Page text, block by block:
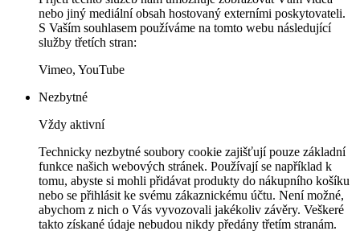
nebo jiný mediální obsah hostovaný externími poskytovateli.
S Vaším souhlasem používáme na tomto webu následující
služby třetích stran:
Vimeo, YouTube
Nezbytné
Vždy aktivní
Technicky nezbytné soubory cookie zajišťují pouze základní
funkce našich webových stránek. Používají se například k
tomu, abyste si mohli přidávat produkty do nákupního košíku
nebo se přihlásit ke svému zákaznickému účtu. Není možné,
abychom z nich o Vás vyvozovali jakékoliv závěry. Veškeré
takto získané údaje nebudou nikdy předány třetím stranám.